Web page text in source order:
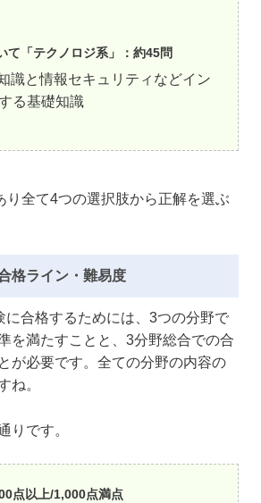
て「テクノロジ系」：約45問
識と情報セキュリティなどイン
る基礎知識
り全て4つの選択肢から正解を選ぶ
格ライン・難易度
に合格するためには、3つの分野で
を満たすことと、3分野総合での合
が必要です。全ての分野の内容の
ね。
りです。
点以上/1,000点満点